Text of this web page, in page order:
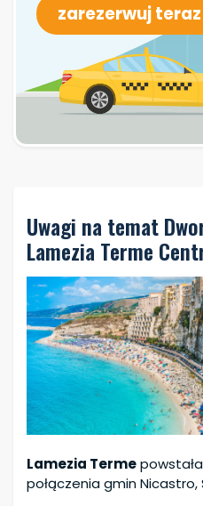
zarezerwuj teraz
Uwagi na temat
Lamezia Terme
Lamezia Terme
połączenia gmin Nicastro,